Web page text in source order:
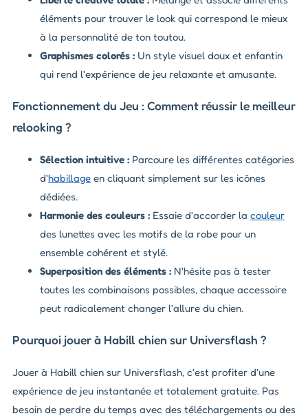
éléments pour trouver le look qui correspond le mieux
à la personnalité de ton toutou.
Graphismes colorés : Un style visuel doux et enfantin
qui rend l'expérience de jeu relaxante et amusante.
Fonctionnement du Jeu : Comment réussir le meilleur
relooking ?
Sélection intuitive : Parcoure les différentes catégories
d'habillage en cliquant simplement sur les icônes
dédiées.
Harmonie des couleurs : Essaie d'accorder la couleur
des lunettes avec les motifs de la robe pour un
ensemble cohérent et stylé.
Superposition des éléments : N'hésite pas à tester
toutes les combinaisons possibles, chaque accessoire
peut radicalement changer l'allure du chien.
Pourquoi jouer à Habill chien sur Universflash ?
Jouer à Habill chien sur Universflash, c'est profiter d'une
expérience de jeu instantanée et totalement gratuite. Pas
besoin de perdre du temps avec des téléchargements ou des